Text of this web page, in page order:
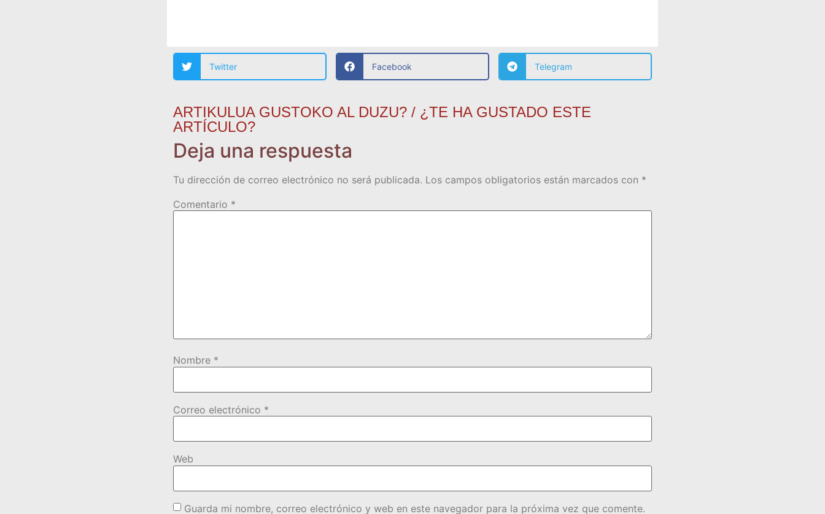
Twitter Facebook Telegram
ARTIKULUA GUSTOKO AL DUZU? / ¿TE HA GUSTADO ESTE
ARTÍCULO?
Deja una respuesta
Tu dirección de correo electrónico no será publicada. Los campos obligatorios están marcados con *
Comentario *
Nombre *
Correo electrónico *
Web
Guarda mi nombre, correo electrónico y web en este navegador para la próxima vez que comente.